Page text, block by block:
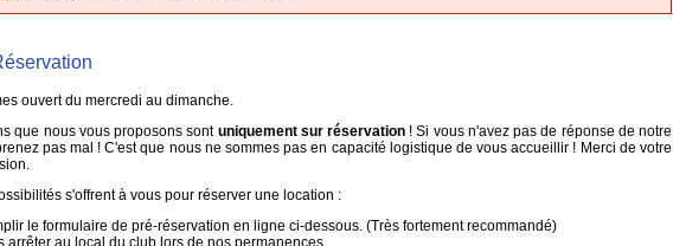
ouvert du mercredi au dimanche.
que nous vous proposons sont uniquement sur réservation ! Si vous n'avez pas de réponse de notre
pas mal ! C'est que nous ne sommes pas en capacité logistique de vous accueillir ! Merci de votre
s'offrent à vous pour réserver une location :
le formulaire de pré-réservation en ligne ci-dessous. (Très fortement recommandé)
arrêter au local du club lors de nos permanences.